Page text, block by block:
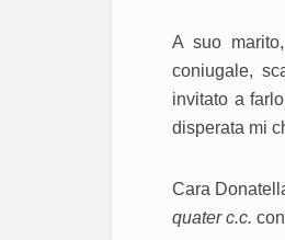
A suo
coniugale,
invitato a
disperata mi
Cara
quater c.c.